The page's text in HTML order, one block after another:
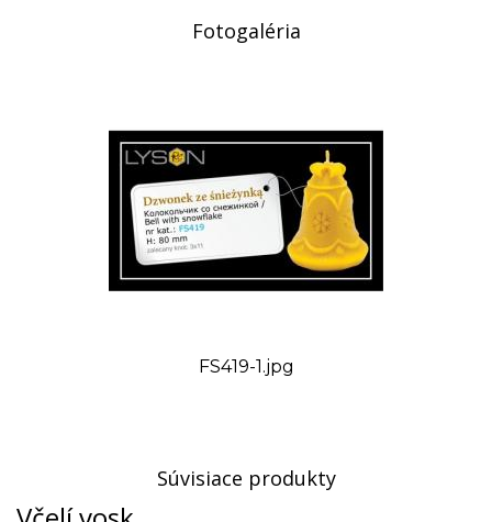
Fotogaléria
FS419-1.jpg
Súvisiace produkty